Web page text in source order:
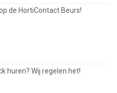
de HortiContact Beurs!
huren? Wij regelen het!